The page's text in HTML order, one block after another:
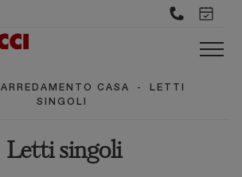
ARREDAMENTO CASA -
LETTI
SINGOLI
Letti singoli